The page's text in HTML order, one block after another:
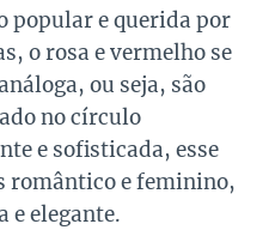
popular e querida por
o rosa e vermelho se
ou seja, são
no círculo
e sofisticada, esse
romântico e feminino,
e elegante.